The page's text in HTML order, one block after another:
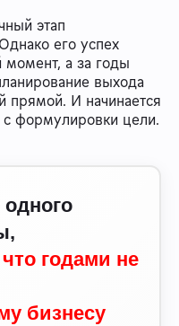
этап
его успех
момент, а за годы
выхода
прямой. И начинается
с формулировки цели.
одного
что годами не
бизнесу